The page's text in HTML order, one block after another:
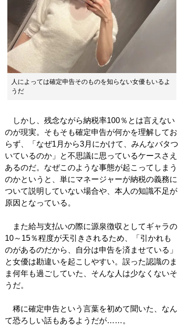
人によっては確定申告そのものを知らない女優もいるよ
うだ
しかし、残念ながら納税率100％とは言えない
のが現実。そもそも確定申告が何かを理解してお
らず、「なぜ1月から3月にかけて、みんなバタつ
いているのか」と不思議に思っているケースさえ
あるのだ。なぜこのような事態が起こってしまう
のかというと、単にマネージャーが納税の義務に
ついて説明していない場合や、本人の知識不足が
原因となっている。
また給与支払いの際に源泉徴収としてギャラの
10～15％程度が天引きされるため、「引かれも
のがあるのだから、自分は申告を済ませている」
と女優は勘違いを起こしやすい。誤った認識のま
ま何年も過ごしていた、そんな人は少なくないそ
うだ。
稀に確定申告という言葉を初めて聞いた、なん
て恐ろしい話もあるようだが……。